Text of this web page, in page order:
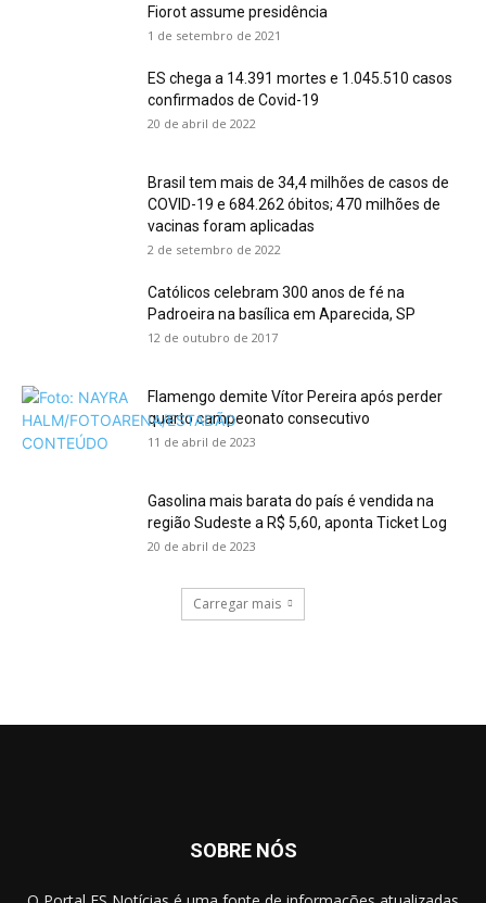
Fiorot assume presidência
1 de setembro de 2021
ES chega a 14.391 mortes e 1.045.510 casos
confirmados de Covid-19
20 de abril de 2022
Brasil tem mais de 34,4 milhões de casos de
COVID-19 e 684.262 óbitos; 470 milhões de
vacinas foram aplicadas
2 de setembro de 2022
Católicos celebram 300 anos de fé na
Padroeira na basílica em Aparecida, SP
12 de outubro de 2017
Flamengo demite Vítor Pereira após perder
quarto campeonato consecutivo
11 de abril de 2023
Gasolina mais barata do país é vendida na
região Sudeste a R$ 5,60, aponta Ticket Log
20 de abril de 2023
Carregar mais
SOBRE NÓS